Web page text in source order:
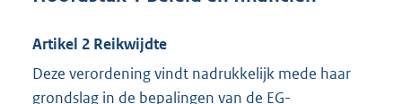
Artikel 2 Reikwijdte
Deze verordening vindt nadrukkelijk mede haar
grondslag in de bepalingen van de EG-